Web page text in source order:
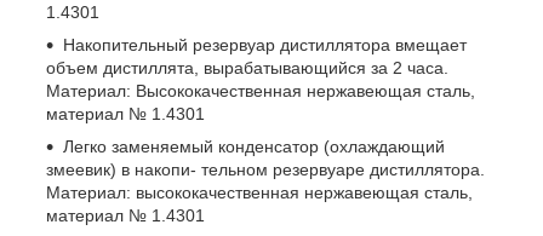
1.4301
Накопительный резервуар дистиллятора вмещает
объем дистиллята, вырабатывающийся за 2 часа.
Материал: Высококачественная нержавеющая сталь,
материал № 1.4301
Легко заменяемый конденсатор (охлаждающий
змеевик) в накопи- тельном резервуаре дистиллятора.
Материал: высококачественная нержавеющая сталь,
материал № 1.4301